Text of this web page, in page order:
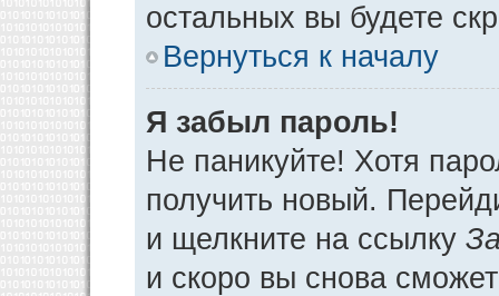
остальных вы будете
Вернуться к началу
Я забыл пароль!
Не паникуйте! Хотя
получить новый.
и щелкните на ссылку
и скоро вы снова